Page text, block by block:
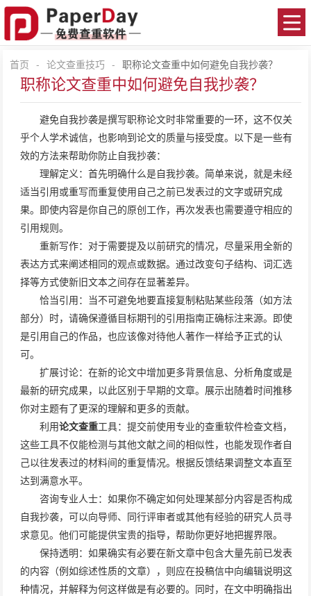
首页 - 论文查重技巧 - 职称论文查重中如何避免自我抄袭？
职称论文查重中如何避免自我抄袭？
避免自我抄袭是撰写职称论文时非常重要的一环，这不仅关
乎个人学术诚信，也影响到论文的质量与接受度。以下是一些有
效的方法来帮助你防止自我抄袭：
理解定义：首先明确什么是自我抄袭。简单来说，就是未经
适当引用或重写而重复使用自己之前已发表过的文字或研究成
果。即使内容是你自己的原创工作，再次发表也需要遵守相应的
引用规则。
重新写作：对于需要提及以前研究的情况，尽量采用全新的
表达方式来阐述相同的观点或数据。通过改变句子结构、词汇选
择等方式使新旧文本之间存在显著差异。
恰当引用：当不可避免地要直接复制粘贴某些段落（如方法
部分）时，请确保遵循目标期刊的引用指南正确标注来源。即使
是引用自己的作品，也应该像对待他人著作一样给予正式的认
可。
扩展讨论：在新的论文中增加更多背景信息、分析角度或是
最新的研究成果，以此区别于早期的文章。展示出随着时间推移
你对主题有了更深的理解和更多的贡献。
利用论文查重工具：提交前使用专业的查重软件检查文档，
这些工具不仅能检测与其他文献之间的相似性，也能发现作者自
己以往发表过的材料间的重复情况。根据反馈结果调整文本直至
达到满意水平。
咨询专业人士：如果你不确定如何处理某部分内容是否构成
自我抄袭，可以向导师、同行评审者或其他有经验的研究人员寻
求意见。他们可能提供宝贵的指导，帮助你更好地把握界限。
保持透明：如果确实有必要在新文章中包含大量先前已发表
的内容（例如综述性质的文章），则应在投稿信中向编辑说明这
种情况，并解释为何这样做是有必要的。同时，在文中明确指出